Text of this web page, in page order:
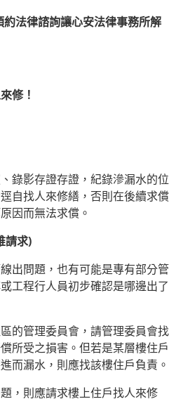
約法律諮詢讓心安法律事務所解
修！
錄影存證存證，紀錄滲漏水的位
自找人來修繕，否則在後續求償
因而無法求償。
請求)
出問題，也有可能是專有部分管
工程行人員初步確認是哪邊出了
的管理委員會，請管理委員會找
所受之損害。但若是某層樓住戶
而漏水，則應找該樓住戶負責。
，則應請求樓上住戶找人來修